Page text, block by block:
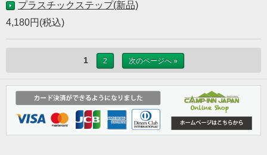
プラスチックステップ(新品)
4,180円(税込)
1 2 次のページへ »